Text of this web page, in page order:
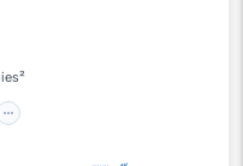
Terraza